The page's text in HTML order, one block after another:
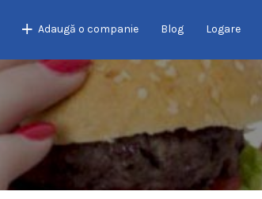
Adaugă o companie Blog Logare